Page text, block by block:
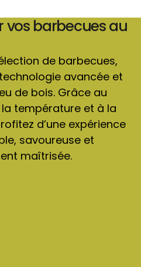
vos barbecues au
de barbecues,
avancée et
de bois. Grâce au
température et à la
d’une expérience
savoureuse et
maîtrisée.